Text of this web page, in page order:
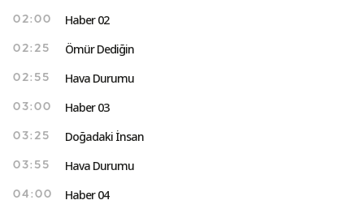
02:00 Haber 02
02:25 Ömür Dediğin
02:55 Hava Durumu
03:00 Haber 03
03:25 Doğadaki İnsan
03:55 Hava Durumu
04:00 Haber 04